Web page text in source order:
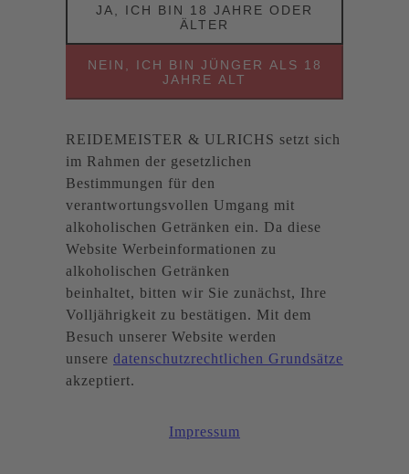
JA, ICH BIN 18 JAHRE ODER
ÄLTER
NEIN, ICH BIN JÜNGER ALS 18
JAHRE ALT
REIDEMEISTER & ULRICHS setzt sich
im Rahmen der gesetzlichen
Bestimmungen für den
verantwortungsvollen Umgang mit
alkoholischen Getränken ein. Da diese
Website Werbeinformationen zu
alkoholischen Getränken
beinhaltet, bitten wir Sie zunächst, Ihre
Volljährigkeit zu bestätigen. Mit dem
Besuch unserer Website werden
unsere datenschutzrechtlichen Grundsätze
akzeptiert.
Impressum